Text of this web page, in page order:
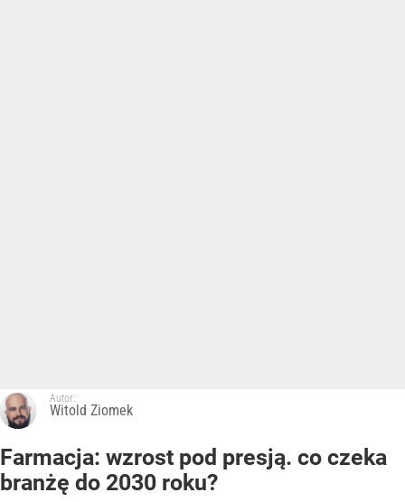
Autor:
Witold Ziomek
Farmacja: wzrost pod presją. co czeka
branżę do 2030 roku?